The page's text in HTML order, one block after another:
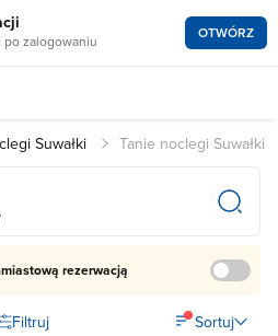
po zalogowaniu OTWÓRZ
Suwałki Tanie noclegi Suwałki
rezerwacją
Filtruj Sortuj